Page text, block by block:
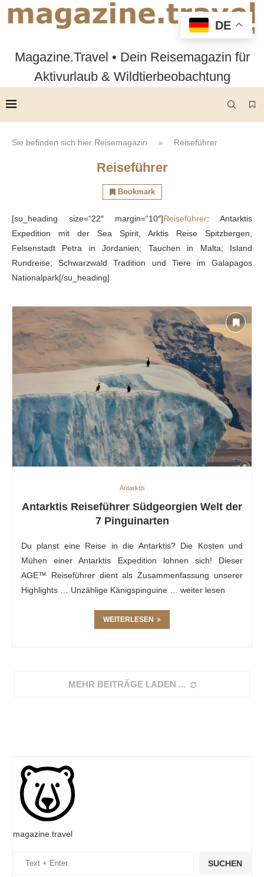
Magazine.Travel • Dein Reisemagazin für
Aktivurlaub & Wildtierbeobachtung
Sie befinden sich hier Reisemagazin » Reiseführer
Reiseführer
Bookmark
[su_heading size=“22″ margin=“10″]Reiseführer: Antarktis
Expedition mit der Sea Spirit, Arktis Reise Spitzbergen,
Felsenstadt Petra in Jordanien; Tauchen in Malta; Island
Rundreise; Schwarzwald Tradition und Tiere im Galapagos
Nationalpark[/su_heading]
Antarktis
Antarktis Reiseführer Südgeorgien Welt der
7 Pinguinarten
Du planst eine Reise in die Antarktis? Die Kosten und
Mühen einer Antarktis Expedition lohnen sich! Dieser
AGE™ Reiseführer dient als Zusammenfassung unserer
Highlights … Unzählige Känigspinguine … weiter lesen
WEITERLESEN
MEHR BEITRÄGE LADEN
magazine.travel
SUCHEN
DE